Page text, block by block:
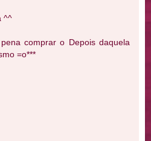
^^
comprar o Depois daquela
=o***